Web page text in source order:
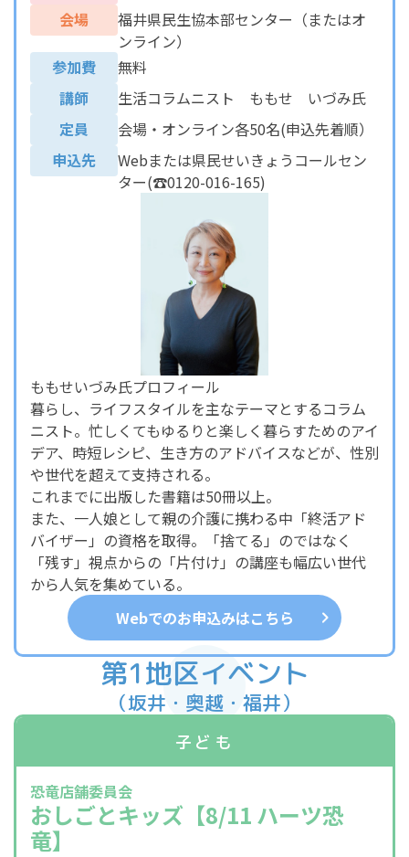
会場
福井県民生協本部センター（またはオ
ンライン）
参加費
無料
講師
生活コラムニスト ももせ いづみ氏
定員
会場・オンライン各50名(申込先着順）
申込先
Webまたは県民せいきょうコールセン
ター(☎0120-016-165)
ももせいづみ氏プロフィール
暮らし、ライフスタイルを主なテーマとするコラム
ニスト。忙しくてもゆるりと楽しく暮らすためのアイ
デア、時短レシピ、生き方のアドバイスなどが、性別
や世代を超えて支持される。
これまでに出版した書籍は50冊以上。
また、一人娘として親の介護に携わる中「終活アド
バイザー」の資格を取得。「捨てる」のではなく
「残す」視点からの「片付け」の講座も幅広い世代
から人気を集めている。
Webでのお申込みはこちら
第1地区イベント
（坂井・奥越・福井）
子ども
恐竜店舗委員会
おしごとキッズ【8/11 ハーツ恐
竜】